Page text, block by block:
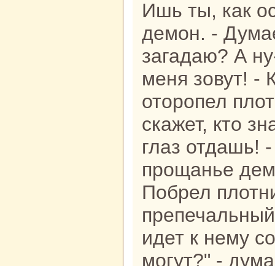
Ишь ты, как
демон. -
загадаю? А
меня зовут! -
оторопел
скажет, кто
глаз отдашь!
прощанье
Побрел
идет к нему
могут?" -